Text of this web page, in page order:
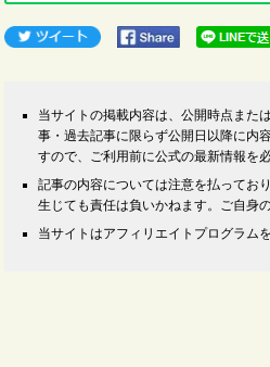
当サイトの掲載内容は、公開時点また
事・過去記事に限らず公開日以降に内
すので、ご利用前に公式の最新情報を
記事の内容については注意を払ってお
生じても責任は負いかねます。ご自身
当サイトはアフィリエイトプログラム